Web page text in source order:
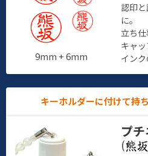
9mm + 6mm
認印
に。
立ち
キャッ
インク
キーホルダーに付けて持
プ
(